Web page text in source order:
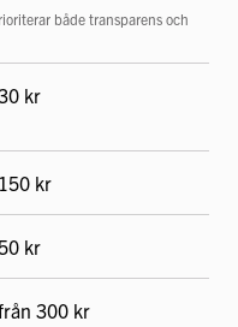
både transparens och
kr
150 kr
kr
300 kr